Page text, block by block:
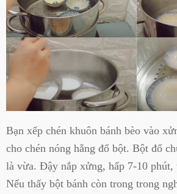
Bạn xếp chén khuôn bánh bèo vào
cho chén nóng hẵng đổ bột. Bột đổ
là vừa. Đậy nắp xửng, hấp 7-10 phút,
Nếu thấy bột bánh còn trong trong